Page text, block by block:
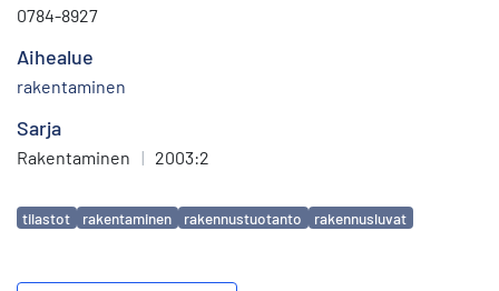
0784-8927
Aihealue
rakentaminen
Sarja
Rakentaminen | 2003:2
Avainsanat
tilastot rakentaminen rakennustuotanto rakennusluvat